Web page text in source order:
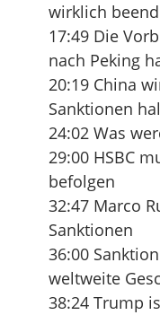
wirklich
17:49 Die
nach Peking
20:19 China
Sanktionen
24:02 Was
29:00 HSBC
befolgen
32:47 Marco
Sanktionen
36:00
weltweite
38:24 Trump